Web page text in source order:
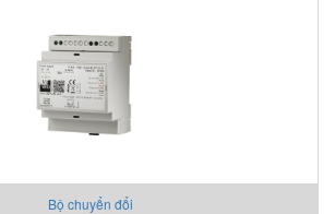
Bộ chuyển đổi